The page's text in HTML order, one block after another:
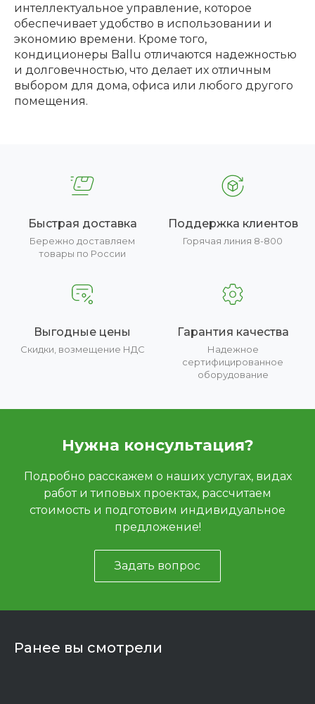
интеллектуальное управление, которое
обеспечивает удобство в использовании и
экономию времени. Кроме того,
кондиционеры Ballu отличаются надежностью
и долговечностью, что делает их отличным
выбором для дома, офиса или любого другого
помещения.
Быстрая доставка
Бережно доставляем
товары по России
Поддержка клиентов
Горячая линия 8-800
Выгодные цены
Скидки, возмещение НДС
Гарантия качества
Надежное
сертифицированное
оборудование
Нужна консультация?
Подробно расскажем о наших услугах, видах
работ и типовых проектах, рассчитаем
стоимость и подготовим индивидуальное
предложение!
Задать вопрос
Ранее вы смотрели